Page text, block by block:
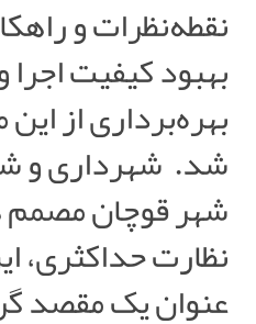
نقطه‌نظرات و
بهبود کیفیت
بهره‌برداری از
شد. شهرداری و
شهر قوچان مصمم
نظارت حداکثری،
عنوان یک مقصد